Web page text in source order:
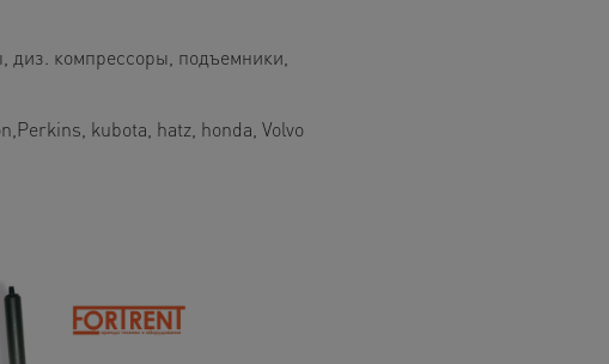
диз. компрессоры, подъемники,
kubota, hatz, honda, Volvo